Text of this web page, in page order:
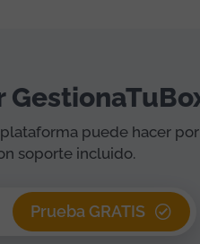
puede hacer
soporte incluido.
Prueba GRATIS